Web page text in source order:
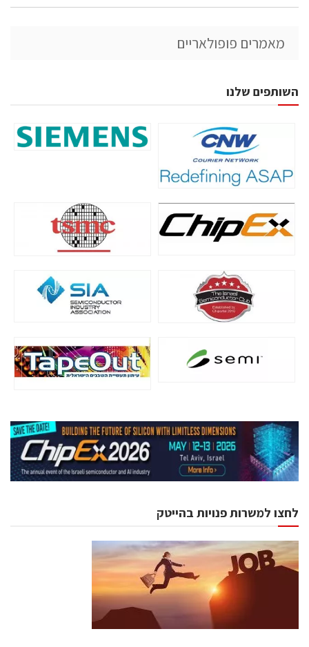
מאמרים פופולאריים
השותפים שלנו
לחצו למשרות פנויות בהייטק